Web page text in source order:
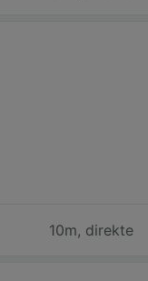
10m, direkte